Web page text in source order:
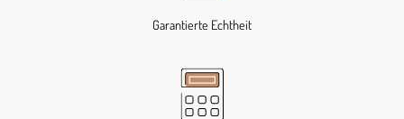
Garantierte Echtheit